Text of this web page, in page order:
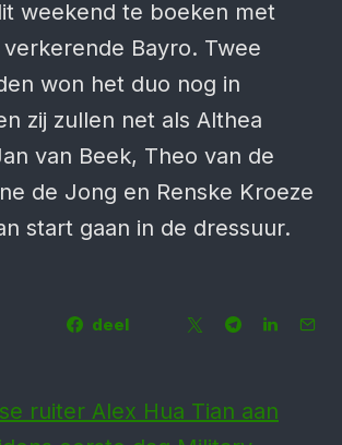
weekend te boeken met
Bayro. Twee
won het duo nog in
zij zullen net als Althea
van Beek, Theo van de
de Jong en Renske Kroeze
start gaan in de dressuur.
deel
ruiter Alex Hua Tian aan